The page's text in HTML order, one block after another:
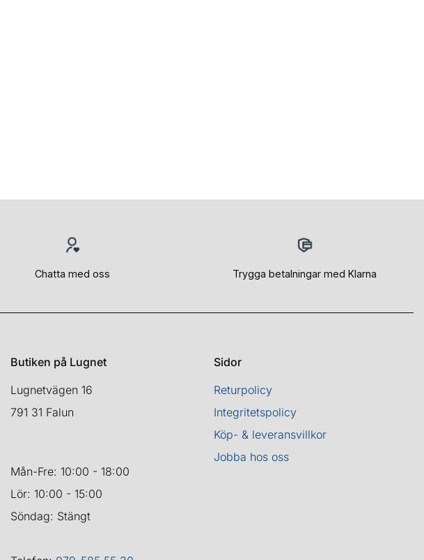
Chatta med oss Trygga betalningar med Klarna
Butiken på Lugnet
Lugnetvägen 16
791 31 Falun
Mån-Fre: 10:00 - 18:00
Lör: 10:00 - 15:00
Söndag: Stängt
Sidor
Returpolicy
Integritetspolicy
Köp- & leveransvillkor
Jobba hos oss